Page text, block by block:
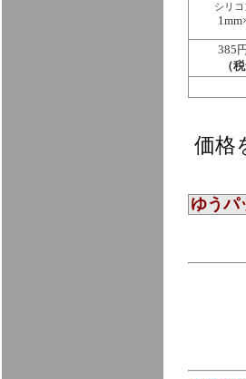
シリ
385
（
価格
ゆうパ